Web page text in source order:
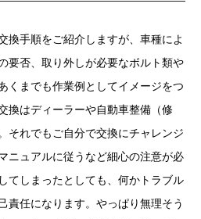
換手順をご紹介しますが、車種によ
要否、取り外しが必要なボルト類や
くまでも作業例としてイメージをつ
換はディーラーや自動車整備（修
それでもご自分で交換にチャレンジ
ニュアルに従うなど細心の注意が必
てしまったとしても、何かトラブル
責任になります。やっぱり無理そう